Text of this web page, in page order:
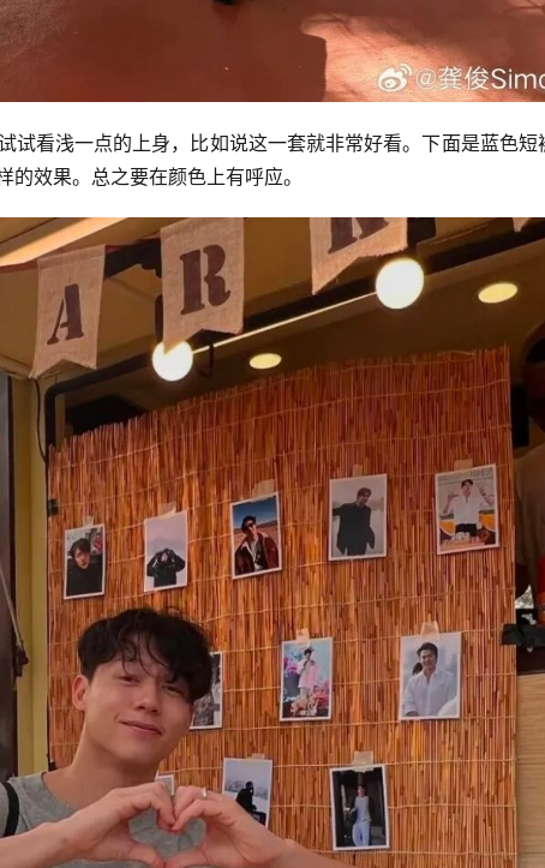
试看浅一点的上身，比如说这一套就非常好看。下面是蓝色短
的效果。总之要在颜色上有呼应。